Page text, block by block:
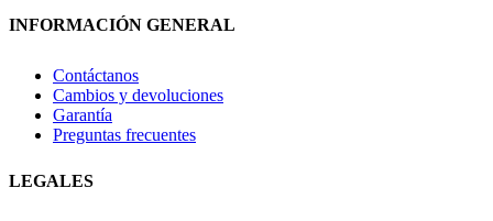
INFORMACIÓN GENERAL
Contáctanos
Cambios y devoluciones
Garantía
Preguntas frecuentes
LEGALES